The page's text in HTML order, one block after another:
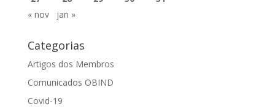
« nov
jan »
Categorias
Artigos dos Membros
Comunicados OBIND
Covid-19